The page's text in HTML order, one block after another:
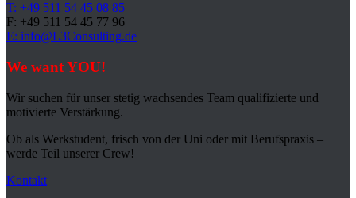
T: +49 511 54 45 08 85
F: +49 511 54 45 77 96
E: info@L3Consulting.de
We want YOU!
Wir suchen für unser stetig wachsendes Team qualifizierte und
motivierte Verstärkung.
Ob als Werkstudent, frisch von der Uni oder mit Berufspraxis –
werde Teil unserer Crew!
Kontakt